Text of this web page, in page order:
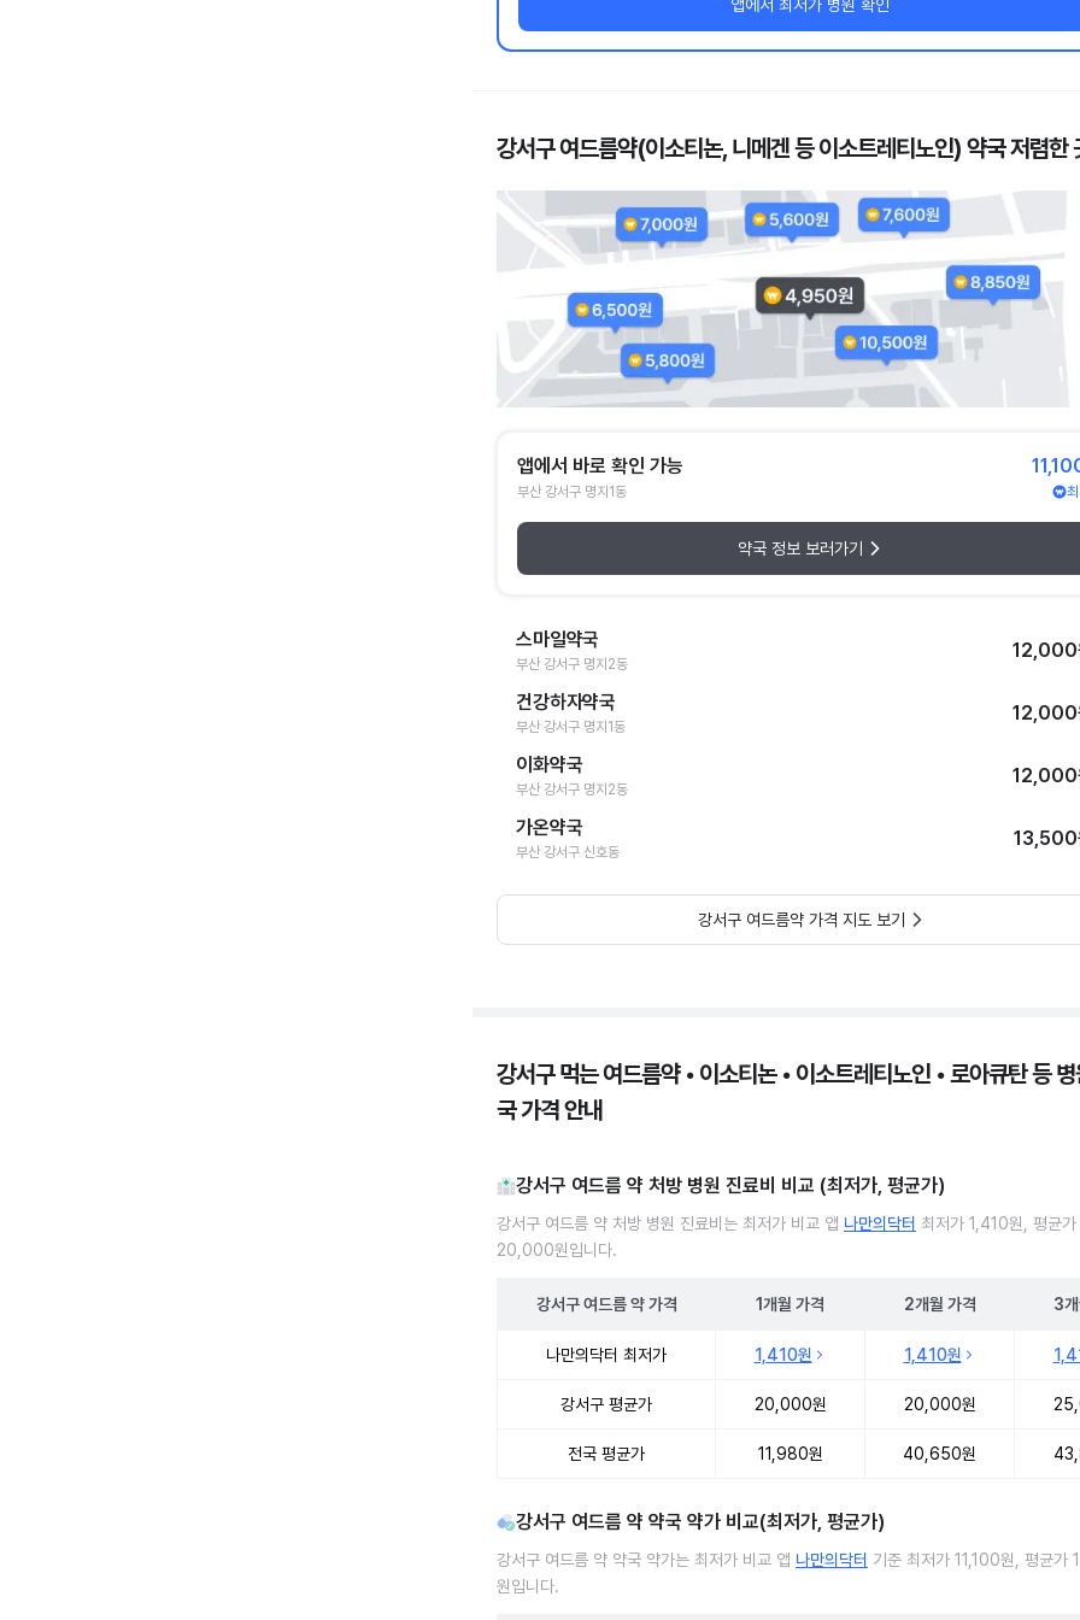
앱에서 최저가 병원 확인
강서구 여드름약(이소티논, 니메겐 등 이소트레티노인) 약국 저렴한
앱에서 바로 확인 가능
부산 강서구 명지1동
약국 정보 보러가기
스마일약국
부산 강서구 명지2동
12,000
건강하자약국
부산 강서구 명지1동
12,000
이화약국
부산 강서구 명지2동
12,000
가온약국
부산 강서구 신호동
13,500
강서구 여드름약 가격 지도 보기
강서구 먹는 여드름약 • 이소티논 • 이소트레티노인 • 로아큐탄 등
국 가격 안내
강서구 여드름 약 처방 병원 진료비 비교 (최저가, 평균가)
강서구 여드름 약 처방 병원 진료비는 최저가 비교 앱 나만의닥터 최저가 1,410원, 평균가
20,000원입니다.
강서구 여드름 약가격 1개월 가격 2개월 가격 3
나만의닥터 최저가 1,410원 1,410원
강서구 평균가 20,000원 20,000원
전국 평균가 11,980원 40,650원
강서구 여드름 약 약국 약가 비교(최저가, 평균가)
강서구 여드름 약 약국 약가는 최저가 비교 앱 나만의닥터 기준 최저가 11,100원, 평균가
원입니다.